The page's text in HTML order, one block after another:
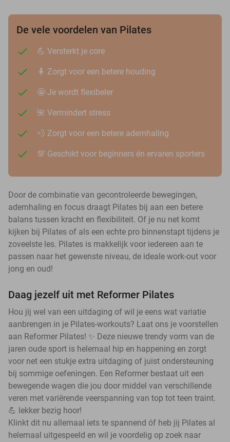
De vele voordelen van Pilates
💪 Versterkt je core
🧍 Zorgt voor een betere houding
🤩 Je wordt flexibeler
🌺 Vermindert stress
💨 Zorgt voor een betere ademhaling
💯 Geschikt voor beginners én ervaren sporters
Door de combinatie van gecontroleerde bewegingen,
ademhaling en focus draagt Pilates bij aan een betere
balans tussen kracht en flexibiliteit. Of je nu net komt
kijken bij Pilates of als een echte pro binnenstapt tijdens je
zoveelste les. Pilates is makkelijk voor iedereen aan te
passen naar het gewenste niveau, de ideale work-out voor
jong en oud!
Daag jezelf uit met Reformer Pilates
Hou jij wel van een uitdaging of wil je eens wat variatie
aanbrengen in je Pilates-workouts? Laat ons je voorstellen
aan Reformer Pilates! ✨ Deze nieuwe trendy vorm van de
jaren oude sport is helemaal hip en happening en zorgt
voor net een stukje extra uitdaging of juist ondersteuning
bij sommige oefeningen. Een Reformer bestaat uit een
bewegende wagen die jou door middel van verschillende
veren met variërende veerspanning van top tot teen traint.
💪 lekker bezig hoor!
Klinkt dit nu allemaal iets te spannend óf heb jij Pilates al
helemaal uitgespeeld en wil je voordelig op zoek naar